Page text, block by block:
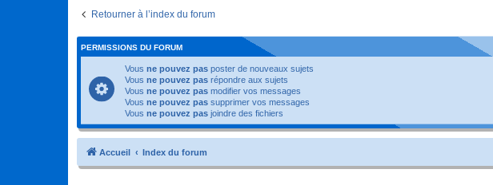
Retourner à l’index du forum
PERMISSIONS DU FORUM
Vous ne pouvez pas poster de nouveaux sujets
Vous ne pouvez pas répondre aux sujets
Vous ne pouvez pas modifier vos messages
Vous ne pouvez pas supprimer vos messages
Vous ne pouvez pas joindre des fichiers
Accueil Index du forum